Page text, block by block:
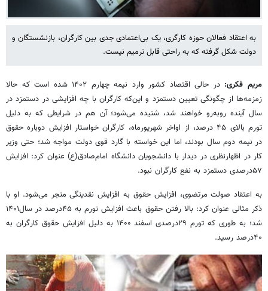
به اعتقاد فعالان حوزه کارگری، یک بی‌اعتمادی جدی بین کارگران، بازنشستگان و
دولت شکل گرفته که به راحتی قابل ترمیم نیست.
مریم فکری:
در حالی اقتصاد کشور وارد نیمه چهارم ۱۴۰۲ شده است که حالا
زمزمه‌ها از چگونگی تعیین دستمزد و این‌که کارگران با چه افزایشی در دستمزد در
سال آینده روبه‌رو خواهند شد، شنیده می‌شود؛ آن هم در شرایطی که به دلیل
تورم بالای ۴۵ درصد، از اواخر شهریورماه، کارگران خواستار افزایش دوباره حقوق
در نیمه دوم سال بودند، اما این خواسته با گارد قوی دولت مواجه شد؛ حتی وزیر
کار در اظهارنظری در دیدار با دانشجویان دانشگاه امام‌صادق(ع) عنوان کرد: افزایش
۵۷‌درصدی دستمزد به نفع کارگران نبود.
به اعتقاد صولت مرتضوی، افزایش حقوق به افزایش نقدینگی منجر می‌شود. او با
ذکر مثالی عنوان کرد: بالا رفتن حقوق باعث افزایش تورم به ۴۵درصد در سال۱۴۰۱
شد؛ به طوری که تورم ۲۹‌درصدی اسفند ۱۴۰۰ به دلیل افزایش حقوق کارگران به
۴۰‌درصد رسید.